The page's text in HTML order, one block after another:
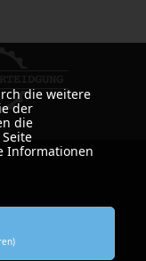
die weitere
der
die
Informationen